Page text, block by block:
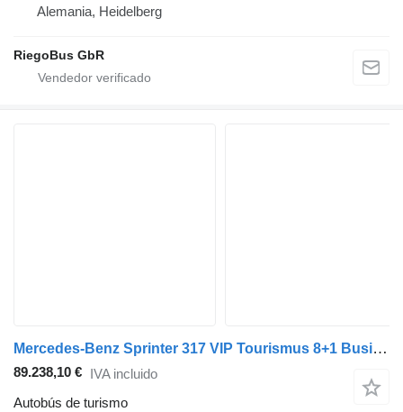
Alemania, Heidelberg
RiegoBus GbR
Mercedes-Benz Sprinter 317 VIP Tourismus 8+1 Business Van LED
89.238,10 € IVA incluido
Autobús de turismo